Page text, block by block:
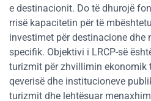
e destinacionit. Do të dhurojë
rrisë kapacitetin për të
investimet për destinacione dhe
specifik. Objektivi i LRCP-së
turizmit për zhvillimin ekonomik
qeverisë dhe institucioneve
turizmit dhe lehtësuar